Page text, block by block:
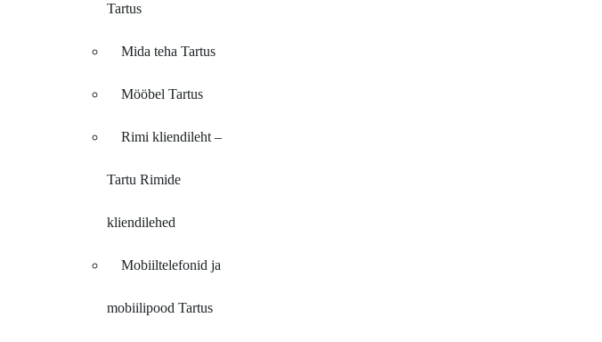
Tartus
Mida teha Tartus
Mööbel Tartus
Rimi kliendileht –
Tartu Rimide
kliendilehed
Mobiiltelefonid ja
mobiilipood Tartus